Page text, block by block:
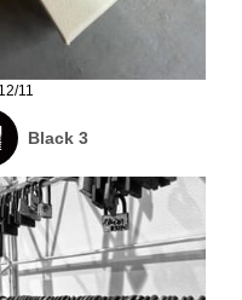
11
Black 3